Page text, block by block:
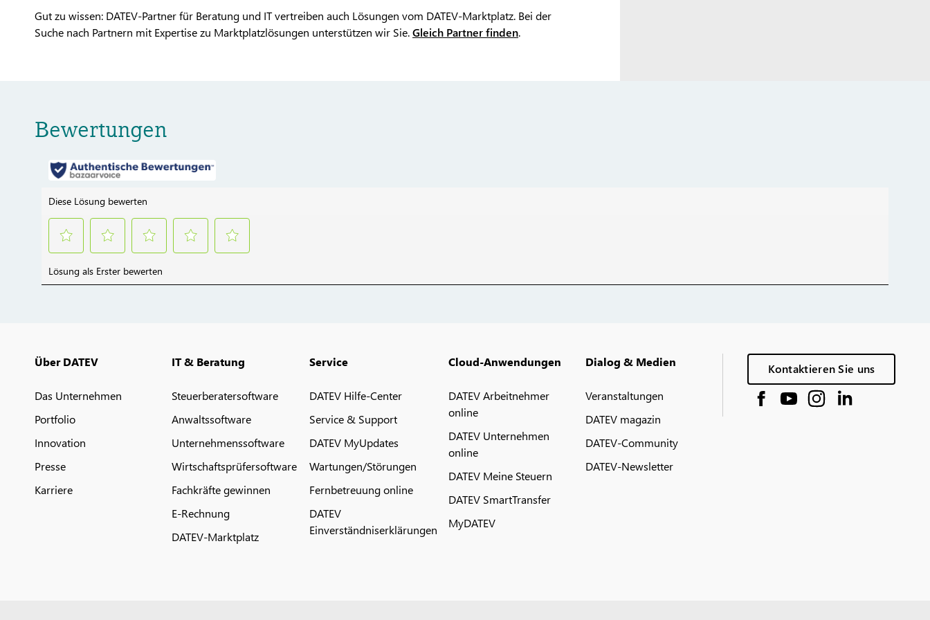
Gut zu wissen: DATEV-Partner für Beratung und IT vertreiben auch Lösungen vom DATEV-Marktplatz. Bei der
Suche nach Partnern mit Expertise zu Marktplatzlösungen unterstützen wir Sie.Gleich Partner finden.
Bewertungen
Über DATEV
Das Unternehmen
Portfolio
Innovation
Presse
Karriere
IT & Beratung
Steuerberatersoftware
Anwaltssoftware
Unternehmenssoftware
Wirtschaftsprüfersoftware
Fachkräfte gewinnen
E-Rechnung
DATEV-Marktplatz
Service
DATEV Hilfe-Center
Service & Support
DATEV MyUpdates
Wartungen/Störungen
Fernbetreuung online
DATEV
Einverständniserklärungen
Cloud-Anwendungen
DATEV Arbeitnehmer
online
DATEV Unternehmen
online
DATEV Meine Steuern
DATEV SmartTransfer
MyDATEV
Dialog & Medien
Veranstaltungen
DATEV magazin
DATEV-Community
DATEV-Newsletter
Kontaktieren Sie uns